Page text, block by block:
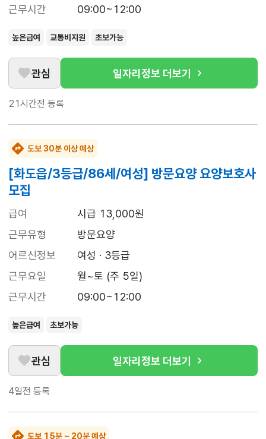
근무시간 09:00~12:00
높은급여 교통비지원 초보가능
관심 일자리정보 더보기
21시간전 등록
도보 30분 이상 예상
[화도읍/3등급/86세/여성] 방문요양 요양보호사
모집
급여
시급 13,000원
근무유형
방문요양
어르신정보
여성 · 3등급
근무요일
월~토 (주 5일)
근무시간
09:00~12:00
높은급여 초보가능
관심 일자리정보 더보기
4일전 등록
도보 15분 ~ 20분 예상